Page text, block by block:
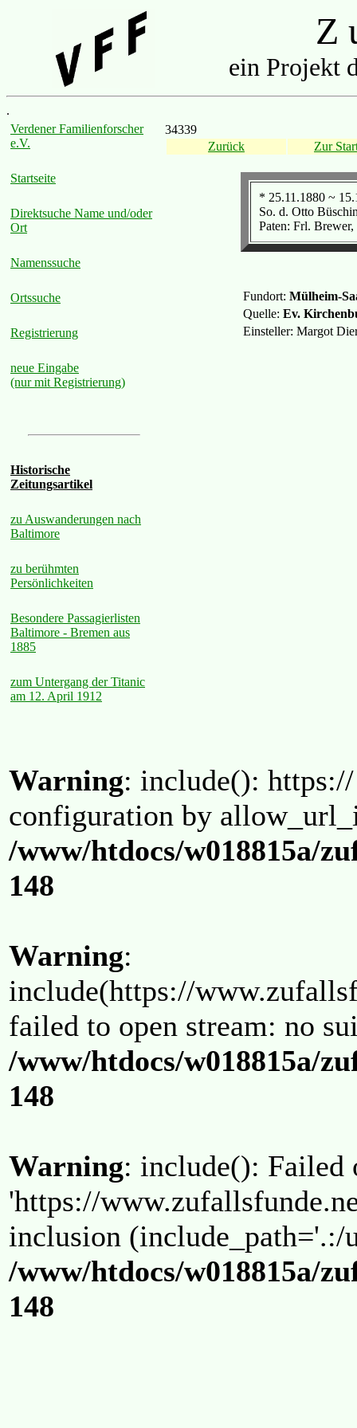
Z
ein Projekt
.
Verdener Familienforscher
e.V.
Startseite
Direktsuche Name und/oder
Ort
Namenssuche
Ortssuche
Registrierung
neue Eingabe
(nur mit Registrierung)
Historische
Zeitungsartikel
zu Auswanderungen nach
Baltimore
zu berühmten
Persönlichkeiten
Besondere Passagierlisten
Baltimore - Bremen aus
1885
zum Untergang der Titanic
am 12. April 1912
34339
Zurück
Zur
* 25.11.1880 ~
So. d. Otto
Paten: Frl.
Fundort: Mülheim-
Quelle: Ev.
Einsteller: Margot
Warning: include():
configuration by
/www/htdocs/w018815a/
148
Warning:
include(https://
failed to open stream: no
/www/htdocs/w018815a/
148
Warning: include(): Failed
'https://
inclusion (include_path='.:/
/www/htdocs/w018815a/
148